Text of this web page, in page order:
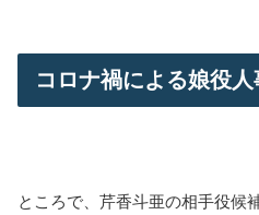
コロナ禍による娘役
ところで、芹香斗亜の相手役候